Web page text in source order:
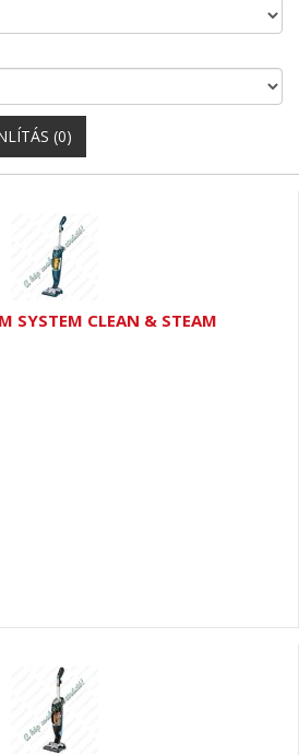
(0)
SYSTEM CLEAN & STEAM